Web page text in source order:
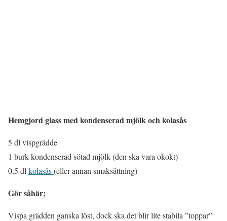
Hemgjord glass med kondenserad mjölk och kolasås
5 dl vispgrädde
1 burk kondenserad sötad mjölk (den ska vara okokt)
0,5 dl kolasås(eller annan smaksättning)
Gör såhär;
Vispa grädden ganska löst, dock ska det blir lite stabila ”toppar”